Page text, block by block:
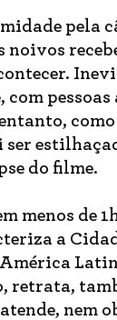
pela
noivos
com
como
do filme.
menos de
a
nem